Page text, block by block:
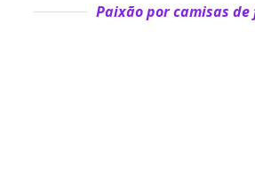
Paixão por camisas